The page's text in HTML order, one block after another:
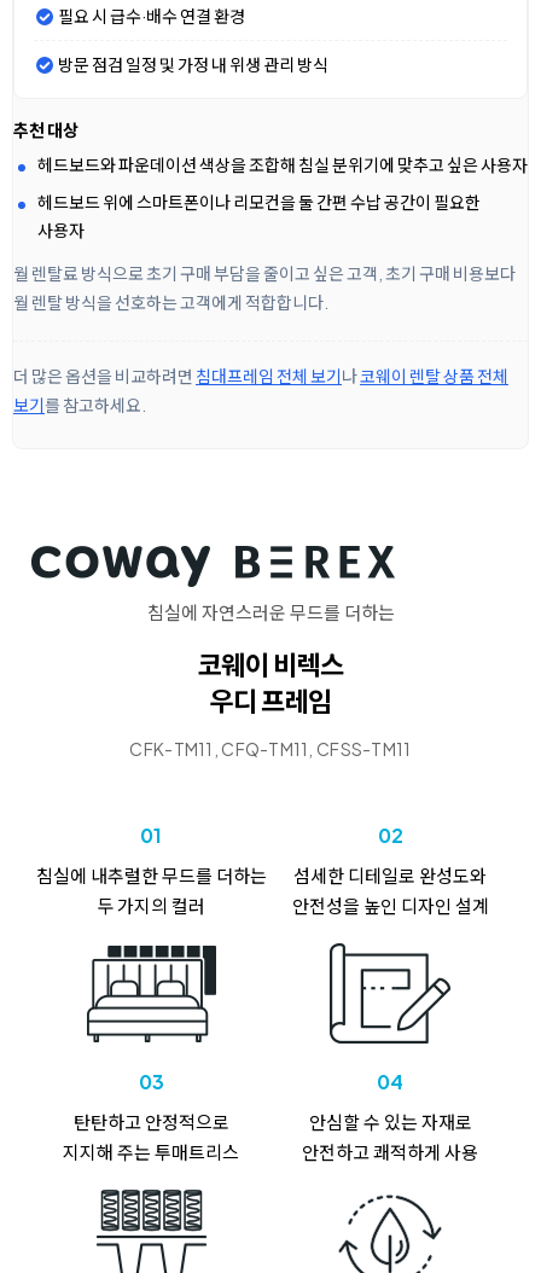
필요 시 급수·배수 연결 환경
방문 점검 일정 및 가정 내 위생 관리 방식
추천 대상
헤드보드와 파운데이션 색상을 조합해 침실 분위기에 맞추고 싶은 사용자
헤드보드 위에 스마트폰이나 리모컨을 둘 간편 수납 공간이 필요한
사용자
월 렌탈료 방식으로 초기 구매 부담을 줄이고 싶은 고객, 초기 구매 비용보다
월 렌탈 방식을 선호하는 고객에게 적합합니다.
더 많은 옵션을 비교하려면 침대프레임 전체 보기나코웨이 렌탈 상품 전체
보기를 참고하세요.
침실에 자연스러운 무드를 더하는
코웨이 비렉스
우디 프레임
CFK-TM11, CFQ-TM11, CFSS-TM11
01
침실에 내추럴한 무드를 더하는
두 가지의 컬러
02
섬세한 디테일로 완성도와
안전성을 높인 디자인 설계
03
탄탄하고 안정적으로
지지해 주는 투매트리스
04
안심할 수 있는 자재로
안전하고 쾌적하게 사용